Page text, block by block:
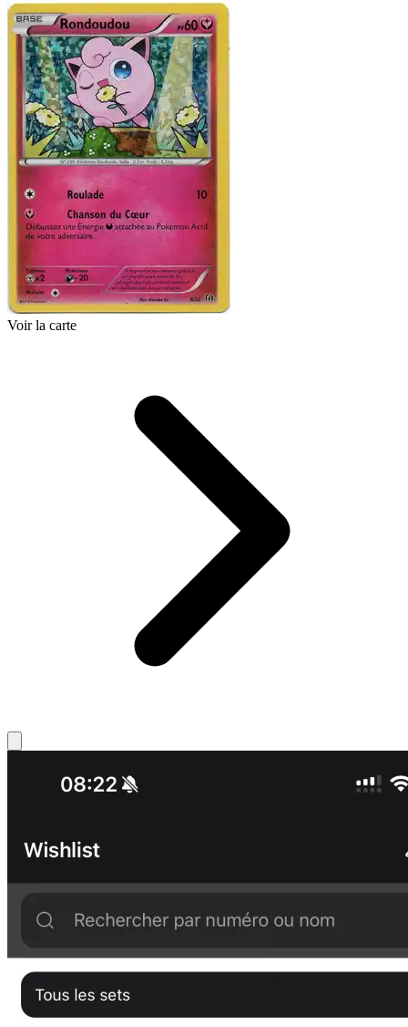
Voir la carte